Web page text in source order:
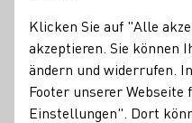
In stürmischen Zeiten
zukunftsorientiert nach
Deutsche Weinprinzessin
internationalen Technik
Klicken Sie auf "Alle
akzeptieren. Sie können
ändern und widerrufen.
Footer unserer Webseite
Einstellungen". Dort